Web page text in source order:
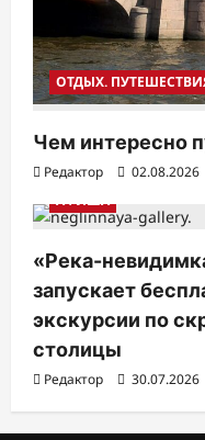
ОТДЫХ.
Чем интересно
Редактор 02.08.2026
АФИША
«Река-
запускает
экскурсии по
столицы
Редактор 30.07.2026